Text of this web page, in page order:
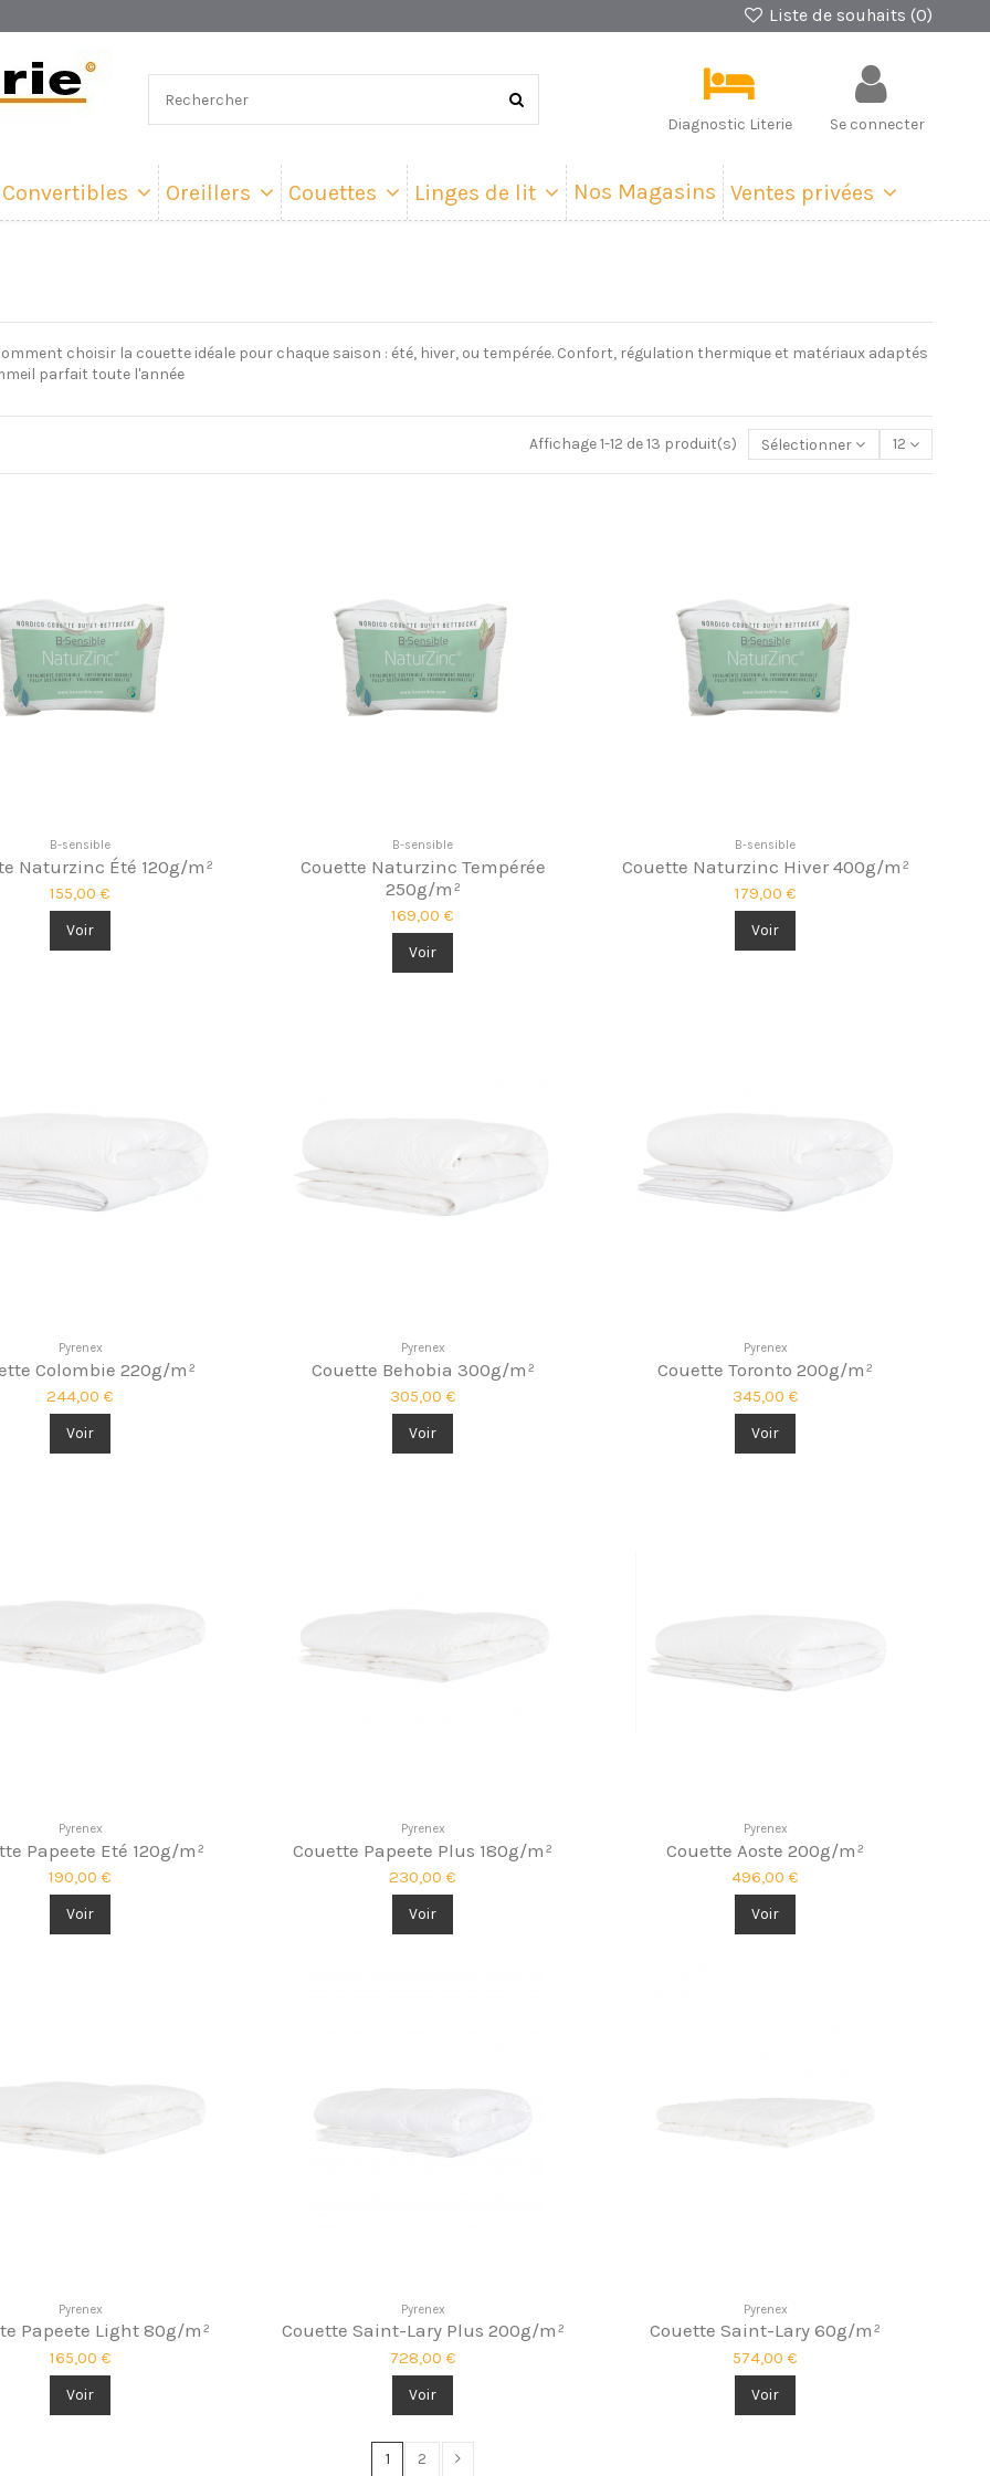
Liste de souhaits (0)
Diagnostic Literie Se connecter
Convertibles Oreillers Couettes Linges de lit Nos Magasins Ventes privées
choisir la couette idéale pour chaque saison : été, hiver, ou tempérée. Confort, régulation thermique et matériaux adaptés
parfait toute l'année
Affichage 1-12 de 13 produit(s) Sélectionner 12
B-sensible
Naturzinc Été 120g/m²
155,00 €
Voir
B-sensible
Couette Naturzinc Tempérée
250g/m²
169,00 €
Voir
B-sensible
Couette Naturzinc Hiver 400g/m²
179,00 €
Voir
Pyrenex
Colombie 220g/m²
244,00 €
Voir
Pyrenex
Couette Behobia 300g/m²
305,00 €
Voir
Pyrenex
Couette Toronto 200g/m²
345,00 €
Voir
Pyrenex
Papeete Eté 120g/m²
190,00 €
Voir
Pyrenex
Couette Papeete Plus 180g/m²
230,00 €
Voir
Pyrenex
Couette Aoste 200g/m²
496,00 €
Voir
Pyrenex
Papeete Light 80g/m²
165,00 €
Voir
Pyrenex
Couette Saint-Lary Plus 200g/m²
728,00 €
Voir
Pyrenex
Couette Saint-Lary 60g/m²
574,00 €
Voir
1 2